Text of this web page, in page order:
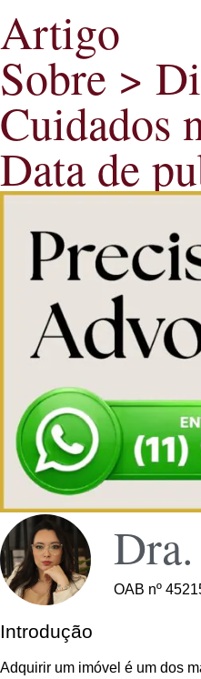
Artigo
Sobre >
Cuidados
Data de
OAB nº
Introdução
Adquirir um imóvel é um dos